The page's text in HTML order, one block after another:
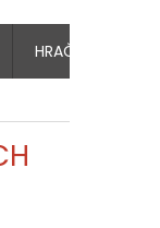
HRAČKY PRO